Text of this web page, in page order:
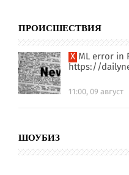
ПРОИСШЕСТВИЯ
XML error in File:
https://
11:00, 09 август
ШОУБИЗ